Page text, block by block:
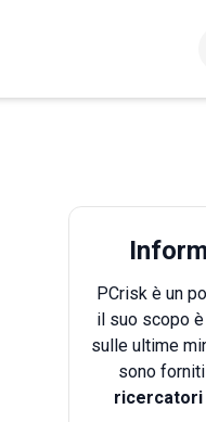
PCrisk è un
il suo scopo
sulle ultime
sono